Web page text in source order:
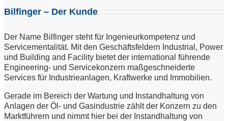
Bilfinger – Der Kunde
Der Name Bilfinger steht für Ingenieurkompetenz und
Servicementalität. Mit den Geschäftsfeldern Industrial, Power
und Building and Facility bietet der international führende
Engineering- und Servicekonzern maßgeschneiderte
Services für Industrieanlagen, Kraftwerke und Immobilien.
Gerade im Bereich der Wartung und Instandhaltung von
Anlagen der Öl- und Gasindustrie zählt der Konzern zu den
Marktführern und nimmt hier bei der Instandhaltung von